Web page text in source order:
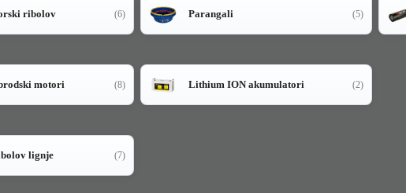
ribolov (6) Parangali (5)
motori (8) Lithium ION akumulatori (2)
lignje (7)